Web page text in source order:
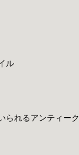
ル
られるアンティーク